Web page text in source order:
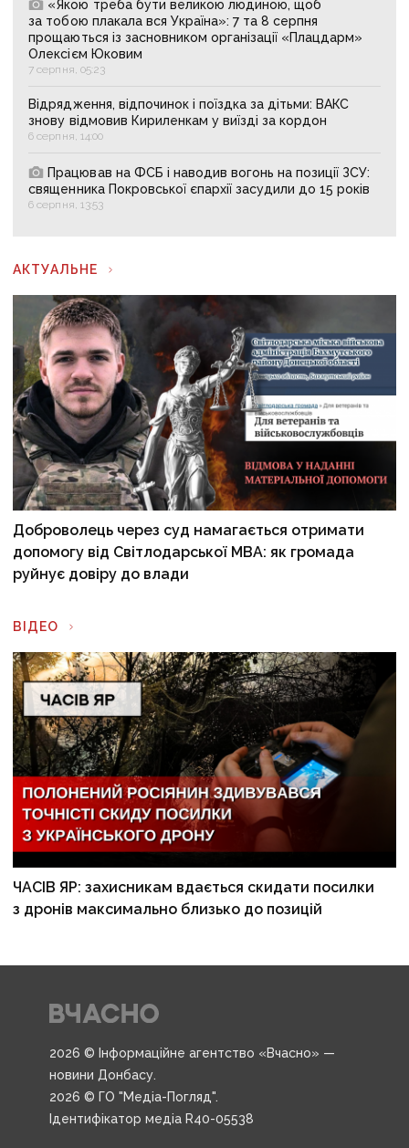
«Якою треба бути великою людиною, щоб
за тобою плакала вся Україна»: 7 та 8 серпня
прощаються із засновником організації «Плацдарм»
Олексієм Юковим
7 серпня, 05:23
Відрядження, відпочинок і поїздка за дітьми: ВАКС
знову відмовив Кириленкам у виїзді за кордон
6 серпня, 14:00
Працював на ФСБ і наводив вогонь на позиції ЗСУ:
священника Покровської єпархії засудили до 15 років
6 серпня, 13:53
АКТУАЛЬНЕ
Доброволець через суд намагається отримати
допомогу від Світлодарської МВА: як громада
руйнує довіру до влади
ВІДЕО
ЧАСІВ ЯР: захисникам вдається скидати посилки
з дронів максимально близько до позицій
2026 © Інформаційне агентство «Вчасно» —
новини Донбасу.
2026 © ГО "Медіа-Погляд".
Ідентифікатор медіа R40-05538